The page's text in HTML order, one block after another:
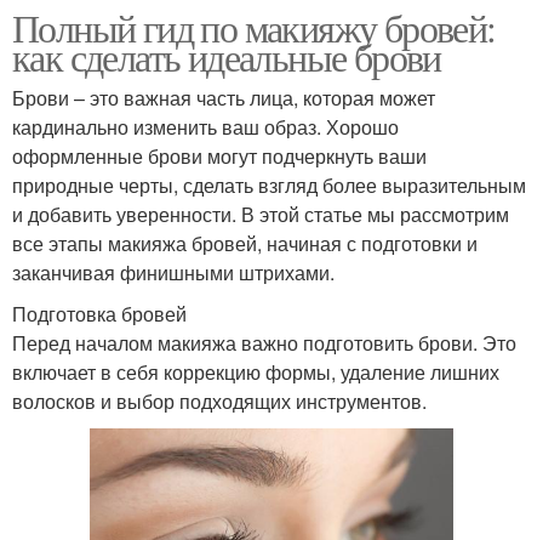
Полный гид по макияжу бровей:
как сделать идеальные брови
Брови – это важная часть лица, которая может
кардинально изменить ваш образ. Хорошо
оформленные брови могут подчеркнуть ваши
природные черты, сделать взгляд более выразительным
и добавить уверенности. В этой статье мы рассмотрим
все этапы макияжа бровей, начиная с подготовки и
заканчивая финишными штрихами.
Подготовка бровей
Перед началом макияжа важно подготовить брови. Это
включает в себя коррекцию формы, удаление лишних
волосков и выбор подходящих инструментов.